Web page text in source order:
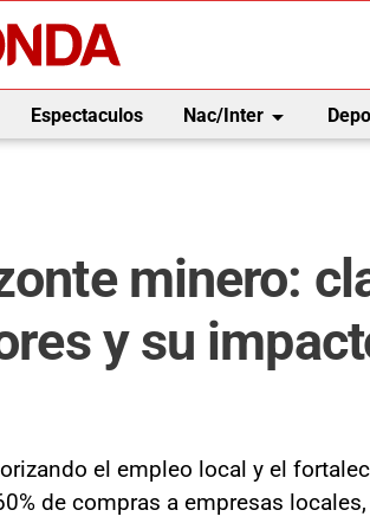
Espectaculos Nac/Interarrow_drop_down
minero:
y su
el empleo local y el
de compras a empresas